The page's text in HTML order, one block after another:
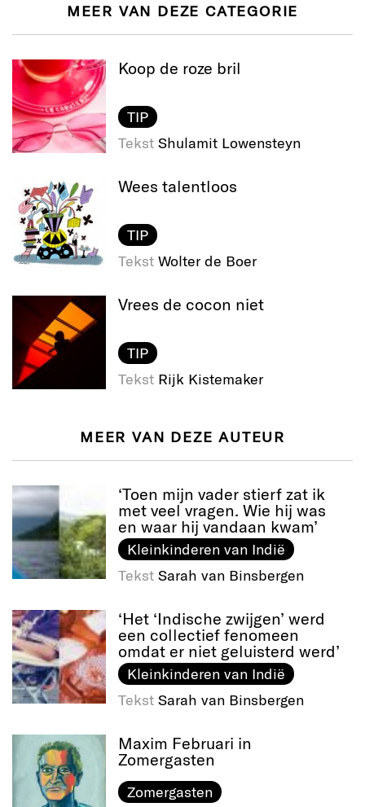
MEER VAN DEZE CATEGORIE
Koop de roze bril
TIP
Tekst Shulamit Lowensteyn
Wees talentloos
TIP
Tekst Wolter de Boer
Vrees de cocon niet
TIP
Tekst Rijk Kistemaker
MEER VAN DEZE AUTEUR
‘Toen mijn vader stierf zat ik
met veel vragen. Wie hij was
en waar hij vandaan kwam’
Kleinkinderen van Indië
Tekst Sarah van Binsbergen
‘Het ‘Indische zwijgen’ werd
een collectief fenomeen
omdat er niet geluisterd werd’
Kleinkinderen van Indië
Tekst Sarah van Binsbergen
Maxim Februari in
Zomergasten
Zomergasten